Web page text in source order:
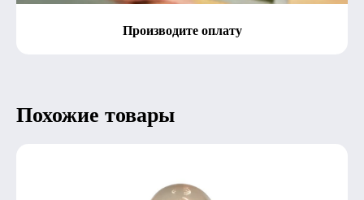
Производите оплату
Похожие товары